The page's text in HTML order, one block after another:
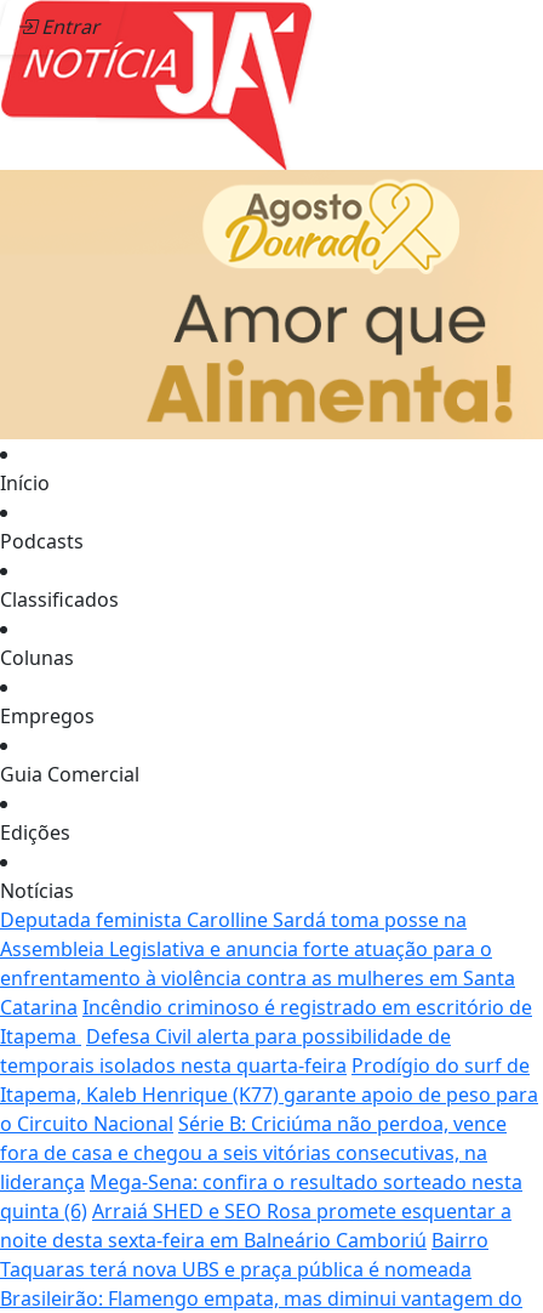
Entrar
Início
Podcasts
Classificados
Colunas
Empregos
Guia Comercial
Edições
Notícias
Deputada feminista Carolline Sardá toma posse na
Assembleia Legislativa e anuncia forte atuação para o
enfrentamento à violência contra as mulheres em Santa
Catarina Incêndio criminoso é registrado em escritório de
Itapema Defesa Civil alerta para possibilidade de
temporais isolados nesta quarta-feira Prodígio do surf de
Itapema, Kaleb Henrique (K77) garante apoio de peso para
o Circuito Nacional Série B: Criciúma não perdoa, vence
fora de casa e chegou a seis vitórias consecutivas, na
liderança Mega-Sena: confira o resultado sorteado nesta
quinta (6)Arraiá SHED e SEO Rosa promete esquentar a
noite desta sexta-feira em Balneário Camboriú Bairro
Taquaras terá nova UBS e praça pública é nomeada
Brasileirão: Flamengo empata, mas diminui vantagem do